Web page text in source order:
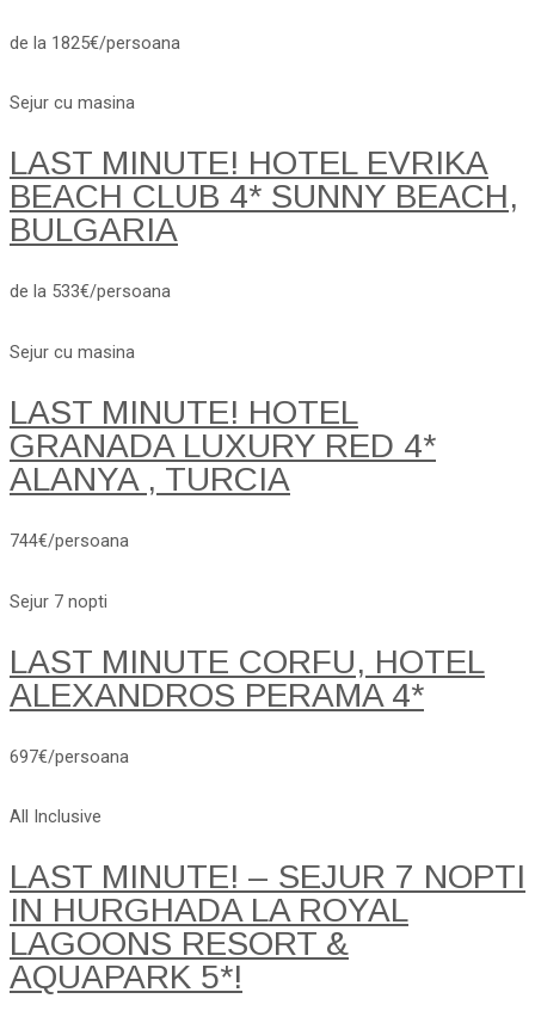
de la 1825€/persoana
Sejur cu masina
LAST MINUTE! HOTEL EVRIKA
BEACH CLUB 4* SUNNY BEACH,
BULGARIA
de la 533€/persoana
Sejur cu masina
LAST MINUTE! HOTEL
GRANADA LUXURY RED 4*
ALANYA , TURCIA
744€/persoana
Sejur 7 nopti
LAST MINUTE CORFU, HOTEL
ALEXANDROS PERAMA 4*
697€/persoana
All Inclusive
LAST MINUTE! – SEJUR 7 NOPTI
IN HURGHADA LA ROYAL
LAGOONS RESORT &
AQUAPARK 5*!